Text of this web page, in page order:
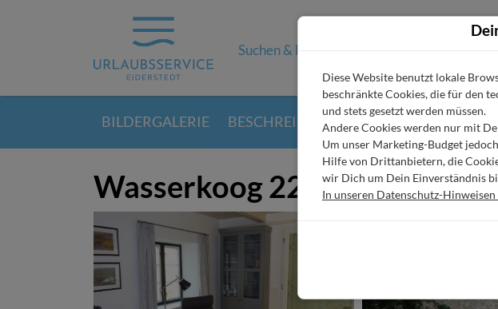
Suchen & Buchen
BILDERGALERIE BESCHREIBUNG AUSSTATTUNG
Wasserkoog 22
Diese Website benutzt lokale
beschränkte Cookies, die für den
und stets gesetzt werden müssen.
Andere Cookies werden nur mit
Um unser Marketing-Budget
Hilfe von Drittanbietern, die
wir Dich um Dein Einverständnis
In unseren Datenschutz-